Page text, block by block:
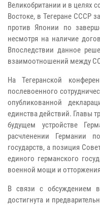
Великобритании и в целях
Востоке, в Тегеране СССР
против Японии по
несмотря на наличие
Впоследствии данное
взаимоотношений между
На Тегеранской
послевоенного
опубликованной
единства действий. Главы
будущем устройстве
расчленении Германии
государств, а позиция
единого германского
военной мощи и
В связи с обсуждением
достигнута и